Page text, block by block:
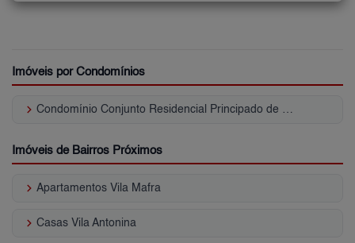
Imóveis por Condomínios
keyboard_arrow_right Condomínio Conjunto Residencial Principado de Mônaco Jardim Textil
Imóveis de Bairros Próximos
keyboard_arrow_right Apartamentos Vila Mafra
keyboard_arrow_right Casas Vila Antonina